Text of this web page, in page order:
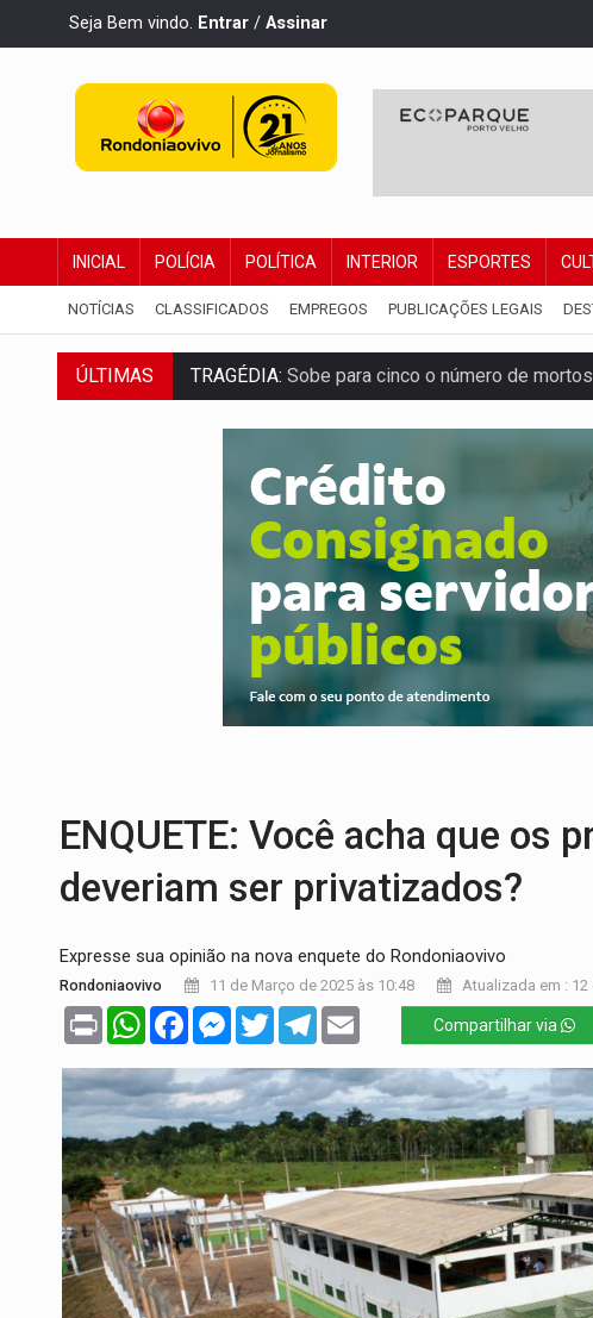
Seja Bem vindo. Entrar / Assinar
INICIAL POLÍCIA POLÍTICA INTERIOR ESPORTES
NOTÍCIAS CLASSIFICADOS EMPREGOS PUBLICAÇÕES LEGAIS
ÚLTIMAS
TRAGÉDIA:Sobe para cinco o número de
TRANSPORTE DE ARROZ:MPF assegura
Sancionada lei contra violência
COLEGIADO: Brasil e Rússia discutem energia
URGENTE:Colisão entre caminhão e carro deixa
ENCONTRO:Amazônia Negra ganha projeção
PREVISÃO:Porto Velho tem chances de chuvas
SINDICATOS UNIDOS:Assembleia Geral
ENQUETE: Você acha que os
deveriam ser privatizados?
Expresse sua opinião na nova enquete do Rondoniaovivo
Rondoniaovivo 11 de Março de 2025 às 10:48 Atualizada em :
Print WhatsAppFacebookMessenger
TwitterTelegram Compartilhar via